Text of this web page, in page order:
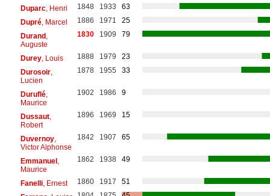
Duparc, Henri 1848 1933
63
Dupré, Marcel 1886 1971
25
Durand,
Auguste
1830 1909 79
Durey, Louis 1888 1979
23
Durosoir,
Lucien
1878 1955 33
Duruflé,
Maurice
1902 1986 9
Dussaut,
Robert
1896 1969 15
Duvernoy,
Victor Alphonse
1842 1907 65
Emmanuel,
Maurice
1862 1938 49
Fanelli, Ernest 1860 1917
51